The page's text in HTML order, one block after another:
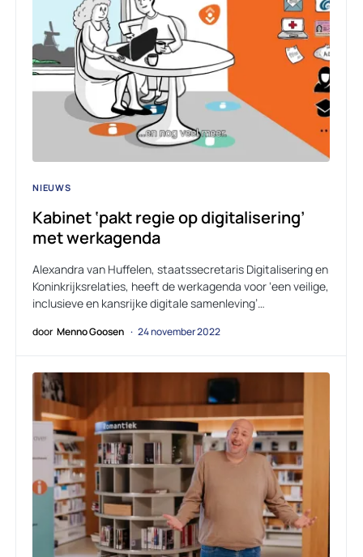
NIEUWS
Kabinet ‘pakt regie op digitalisering’
met werkagenda
Alexandra van Huffelen, staatssecretaris Digitalisering en
Koninkrijksrelaties, heeft de werkagenda voor ‘een veilige,
inclusieve en kansrijke digitale samenleving’…
door Menno Goosen 24 november 2022